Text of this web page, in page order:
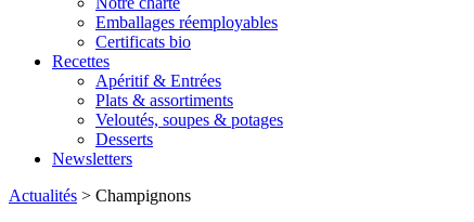
Emballages réemployables
Certificats bio
Recettes
Apéritif & Entrées
Plats & assortiments
Veloutés, soupes & potages
Desserts
Newsletters
Actualités > Champignons